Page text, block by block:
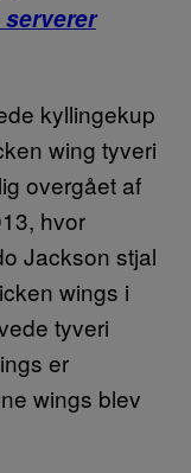
kyllingekup
wing tyveri
overgået af
hvor
Jackson stjal
wings i
tyveri
er
wings blev